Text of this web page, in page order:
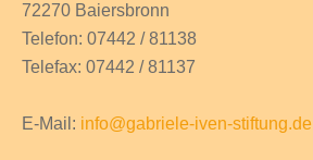
72270 Baiersbronn
Telefon: 07442 / 81138
Telefax: 07442 / 81137
E-Mail: info@gabriele-iven-stiftung.de